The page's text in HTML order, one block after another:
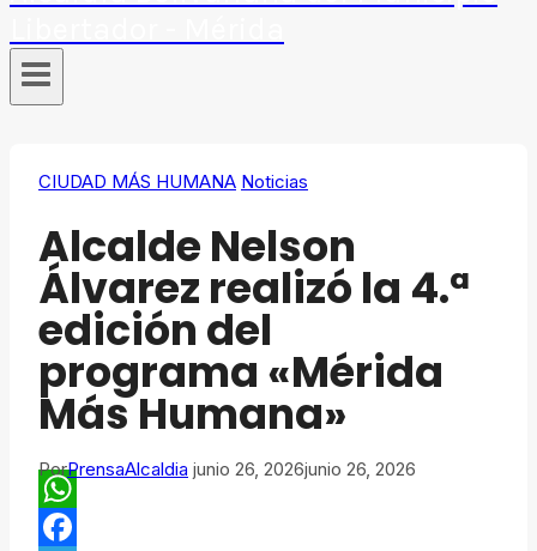
CIUDAD MÁS HUMANA Noticias
​Alcalde Nelson
Álvarez realizó la 4.ª
edición del
programa «Mérida
Más Humana»
PorPrensaAlcaldia junio 26, 2026junio 26, 2026
WhatsApp